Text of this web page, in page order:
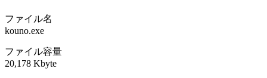
ファイル名
kouno.exe
ファイル容量
20,178 Kbyte